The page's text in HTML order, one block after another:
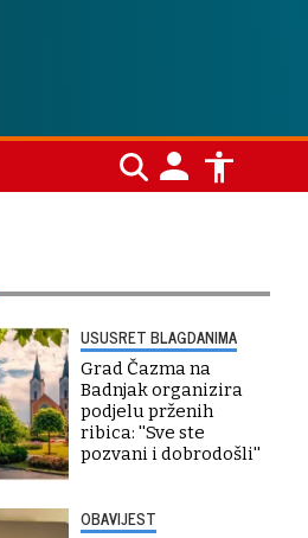
USUSRET BLAGDANIMA
Grad Čazma na
Badnjak organizira
podjelu prženih
ribica: ''Sve ste
pozvani i dobrodošli''
OBAVIJEST